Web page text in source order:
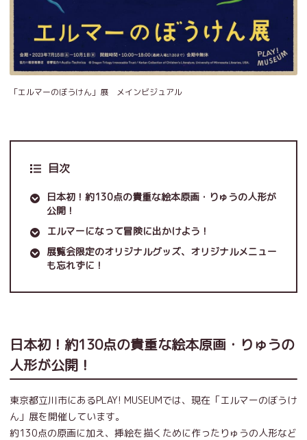
「エルマーのぼうけん」展 メインビジュアル
目次
日本初！約130点の貴重な絵本原画・りゅうの人形が
公開！
エルマーになって冒険に出かけよう！
展覧会限定のオリジナルグッズ、オリジナルメニュー
も忘れずに！
日本初！約130点の貴重な絵本原画・りゅうの
人形が公開！
東京都立川市にあるPLAY! MUSEUMでは、現在「エルマーのぼうけ
ん」展を開催しています。
約130点の原画に加え、挿絵を描くために作ったりゅうの人形など